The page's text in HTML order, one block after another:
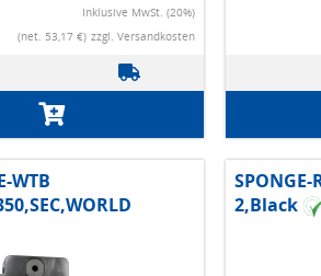
Inklusive MwSt. (20%)
(net. 53,17 €) zzgl. Versandkosten
WTB
SPONGE-
2,Black